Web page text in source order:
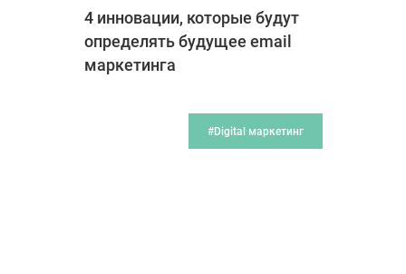
4 инновации, которые будут
определять будущее email
маркетинга
#Digital маркетинг